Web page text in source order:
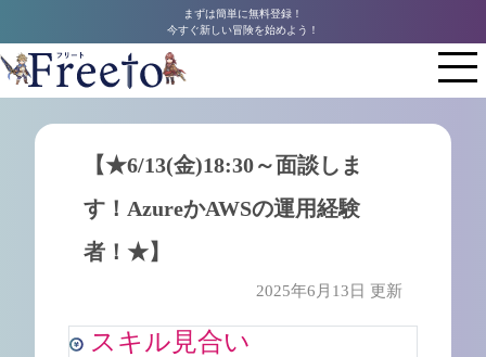
まずは簡単に無料登録！
今すぐ新しい冒険を始めよう！
【★6/13(金)18:30～面談しま
す！AzureかAWSの運用経験
者！★】
2025年6月13日 更新
スキル見合い